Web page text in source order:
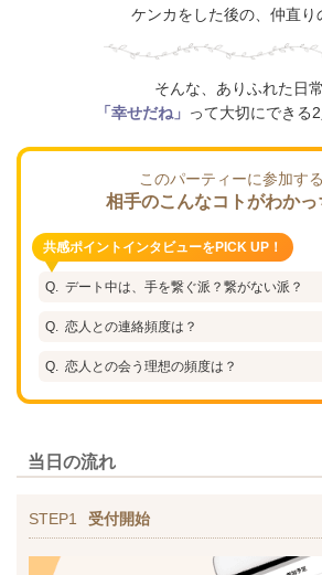
ケンカをした後の、仲直り
そんな、ありふれた日
「幸せだね」 って大切にできる
このパーティーに参加す
相手のこんなコトがわかっ
共感ポイントインタビューをPICK UP！
デート中は、手を繋ぐ派？繋がない派？
恋人との連絡頻度は？
恋人との会う理想の頻度は？
当日の流れ
STEP1 受付開始